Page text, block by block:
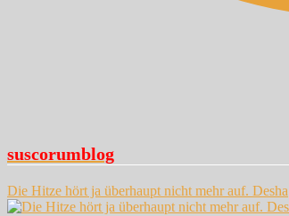
suscorumblog
Die Hitze hört ja überhaupt nicht mehr auf. Desha